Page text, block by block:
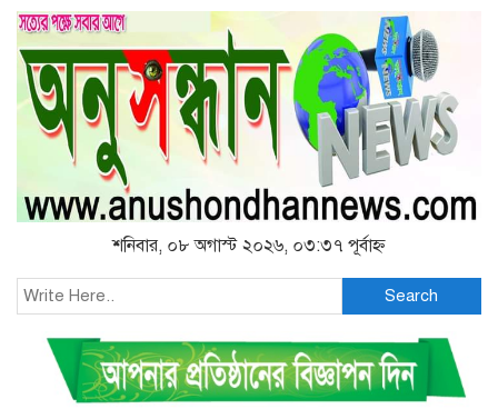
শনিবার, ০৮ অগাস্ট ২০২৬, ০৩:৩৭ পূর্বাহ্ন
Search